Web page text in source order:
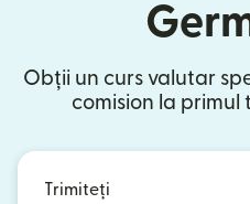
Obții un curs valutar
comision la primul
Trimiteți